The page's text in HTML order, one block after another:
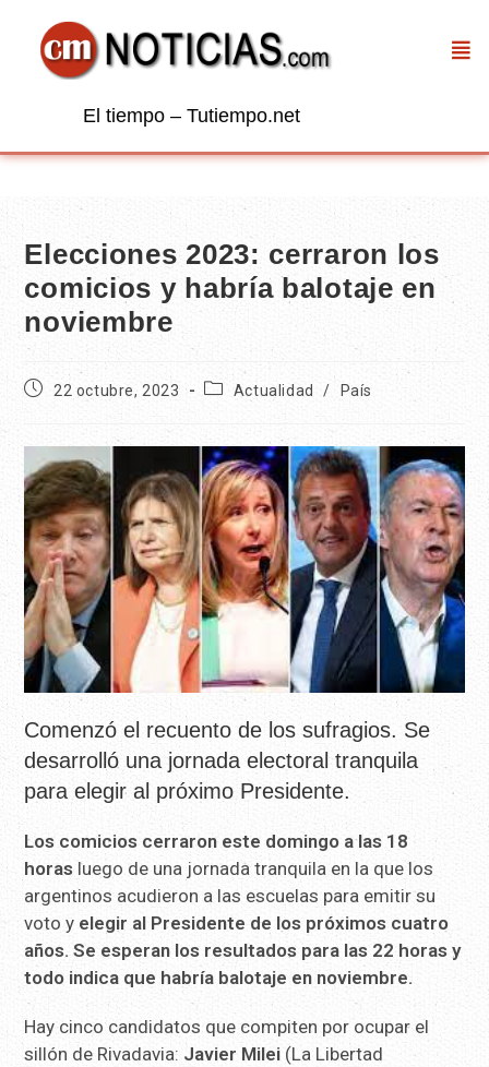
El tiempo – Tutiempo.net
Elecciones 2023: cerraron los
comicios y habría balotaje en
noviembre
22 octubre, 2023 Actualidad / País
Comenzó el recuento de los sufragios. Se
desarrolló una jornada electoral tranquila
para elegir al próximo Presidente.
Los comicios cerraron este domingo a las 18
horas luego de una jornada tranquila en la que los
argentinos acudieron a las escuelas para emitir su
voto y elegir al Presidente de los próximos cuatro
años. Se esperan los resultados para las 22 horas y
todo indica que habría balotaje en noviembre.
Hay cinco candidatos que compiten por ocupar el
sillón de Rivadavia: Javier Milei (La Libertad